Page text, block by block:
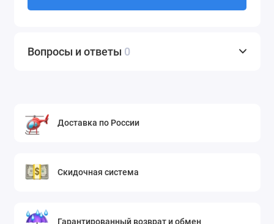
Вопросы и ответы 0
Доставка по России
Скидочная система
Гарантированный возврат и обмен